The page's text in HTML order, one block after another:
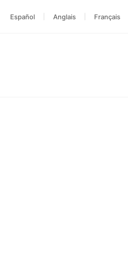
Français
Anglais
Español